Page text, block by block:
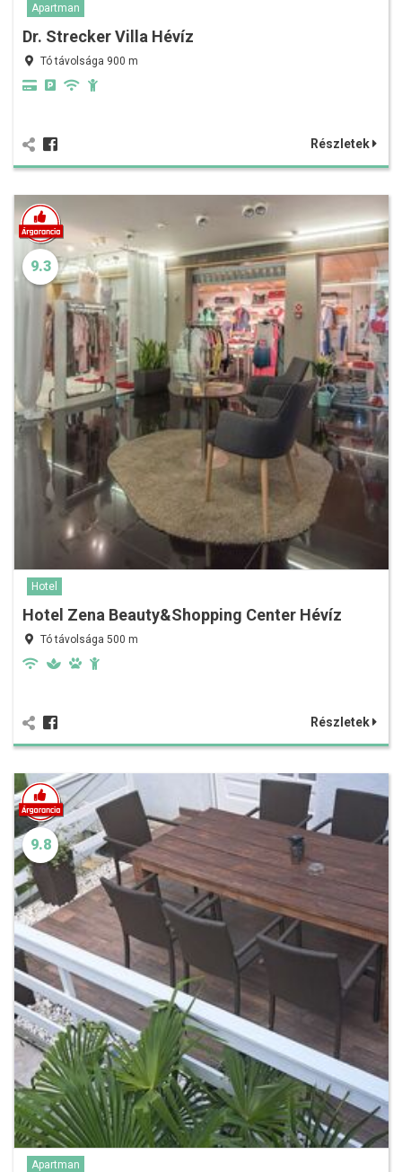
Apartman
Dr. Strecker Villa Hévíz
Tó távolsága 900 m
Részletek
9.3
Hotel
Hotel Zena Beauty&Shopping Center Hévíz
Tó távolsága 500 m
Részletek
9.8
Apartman